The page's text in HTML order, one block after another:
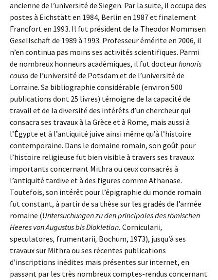
ancienne de l’université de Siegen. Par la suite, il occupa des
postes à Eichstätt en 1984, Berlin en 1987 et finalement
Francfort en 1993. Il fut président de la Theodor Mommsen
Gesellschaft de 1989 à 1993. Professeur émérite en 2006, il
n’en continua pas moins ses activités scientifiques. Parmi
de nombreux honneurs académiques, il fut docteurhonoris
causa de l’université de Potsdam et de l’université de
Lorraine. Sa bibliographie considérable (environ 500
publications dont 25 livres) témoigne de la capacité de
travail et de la diversité des intérêts d’un chercheur qui
consacra ses travaux à la Grèce et à Rome, mais aussi à
l’Égypte et à l’antiquité juive ainsi même qu’à l’histoire
contemporaine. Dans le domaine romain, son goût pour
l’histoire religieuse fut bien visible à travers ses travaux
importants concernant Mithra ou ceux consacrés à
l’antiquité tardive et à des figures comme Athanase.
Toutefois, son intérêt pour l’épigraphie du monde romain
fut constant, à partir de sa thèse sur les gradés de l’armée
romaine (Untersuchungen zu den principales des römischen
Heeres von Augustus bis Diokletian. Cornicularii,
speculatores, frumentarii, Bochum, 1973), jusqu’à ses
travaux sur Mithra ou ses récentes publications
d’inscriptions inédites mais présentes sur internet, en
passant par les très nombreux comptes-rendus concernant